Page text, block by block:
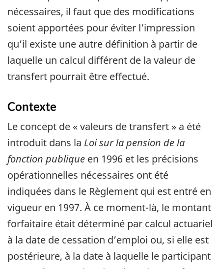
nécessaires, il faut que des modifications
soient apportées pour éviter l’impression
qu’il existe une autre définition à partir de
laquelle un calcul différent de la valeur de
transfert pourrait être effectué.
Contexte
Le concept de « valeurs de transfert » a été
introduit dans la Loi sur la pension de la
fonction publique en 1996 et les précisions
opérationnelles nécessaires ont été
indiquées dans le Règlement qui est entré en
vigueur en 1997. À ce moment-là, le montant
forfaitaire était déterminé par calcul actuariel
à la date de cessation d’emploi ou, si elle est
postérieure, à la date à laquelle le participant